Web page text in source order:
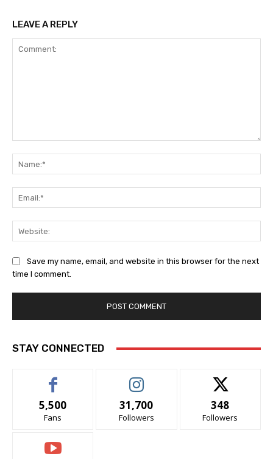
LEAVE A REPLY
Save my name, email, and website in this browser for the next
time I comment.
STAY CONNECTED
5,500
Fans
31,700
Followers
348
Followers